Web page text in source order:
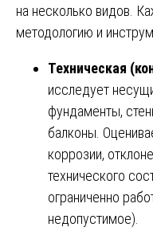
на несколько видов.
методологию и
Техническая
исследует
фундаменты,
балконы.
коррозии,
технического
ограниченно
недопустимое).